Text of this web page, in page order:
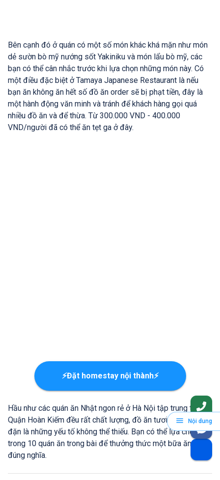
Bên cạnh đó ở quán có một số món khác khá mặn như món
dẻ sườn bò mỹ nướng sốt Yakiniku và món lẩu bò mỹ, các
bạn có thể cân nhắc trước khi lựa chọn những món này. Có
một điều đặc biệt ở Tamaya Japanese Restaurant là nếu
bạn ăn không ăn hết số đồ ăn order sẽ bị phạt tiền, đây là
một hành động văn minh và tránh để khách hàng gọi quá
nhiều đồ ăn và để thừa. Từ 300.000 VND - 400.000
VND/người đã có thể ăn tẹt ga ở đây.
⚡Đặt homestay nội thành⚡
Hầu như các quán ăn Nhật ngon rẻ ở Hà Nội tập trung tại
Quận Hoàn Kiếm đều rất chất lượng, đồ ăn tươi ngon, đầy
đặn là những yếu tố không thể thiếu. Bạn có thể lựa chọn 1
trong 10 quán ăn trong bài để thưởng thức một bữa ăn Nhật
đúng nghĩa.
Nội dung